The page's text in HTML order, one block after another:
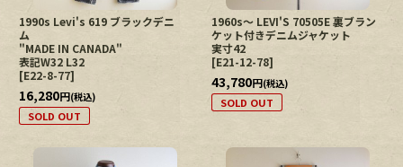
1990s Levi's 619 ブラックデニ
ム
"MADE IN CANADA"
表記W32 L32
[E22-8-77]
16,280円(税込)
SOLD OUT
1960s〜 LEVI'S 70505E 裏ブラン
ケット付きデニムジャケット
実寸42
[E21-12-78]
43,780円(税込)
SOLD OUT